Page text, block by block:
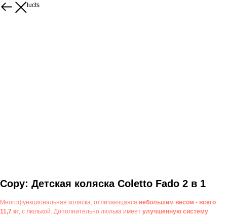
More products
Copy: Детская коляска Coletto Fado 2 в 1
Многофункциональная коляска, отличающаяся небольшим весом - всего
11,7 кг , с люлькой. Дополнительно люлька имеет улучшенную систему